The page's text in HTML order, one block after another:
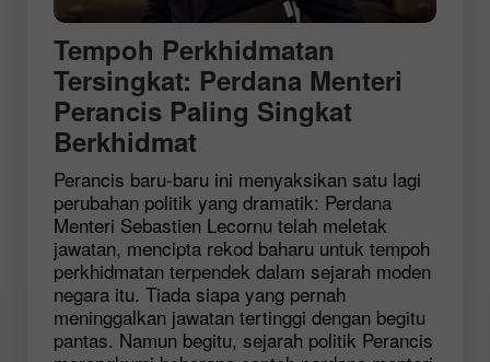
Tempoh Perkhidmatan
Tersingkat: Perdana Menteri
Perancis Paling Singkat
Berkhidmat
Perancis baru-baru ini menyaksikan satu lagi
perubahan politik yang dramatik: Perdana
Menteri Sebastien Lecornu telah meletak
jawatan, mencipta rekod baharu untuk tempoh
perkhidmatan terpendek dalam sejarah moden
negara itu. Tiada siapa yang pernah
meninggalkan jawatan tertinggi dengan begitu
pantas. Namun begitu, sejarah politik Perancis